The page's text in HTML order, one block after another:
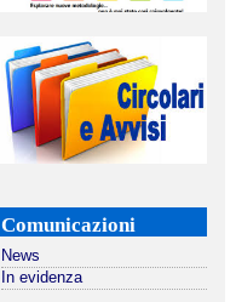
Comunicazioni
News
In evidenza